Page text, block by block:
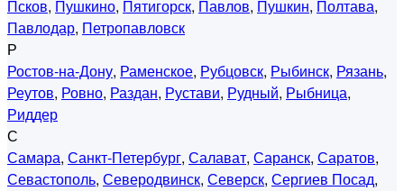
Псков, Пушкино, Пятигорск, Павлов, Пушкин, Полтава,
Павлодар, Петропавловск
Р
Ростов-на-Дону, Раменское, Рубцовск, Рыбинск, Рязань,
Реутов, Ровно, Раздан, Рустави, Рудный, Рыбница,
Риддер
С
Самара, Санкт-Петербург, Салават, Саранск, Саратов,
Севастополь, Северодвинск, Северск, Сергиев Посад,